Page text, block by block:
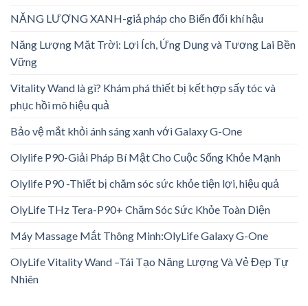
NĂNG LƯỢNG XANH-giả pháp cho Biến đổi khí hậu
Năng Lượng Mặt Trời: Lợi Ích, Ứng Dụng và Tương Lai Bền
Vững
Vitality Wand là gì? Khám phá thiết bị kết hợp sấy tóc và
phục hồi mô hiệu quả
Bảo vệ mắt khỏi ánh sáng xanh với Galaxy G-One
Olylife P90-Giải Pháp Bí Mật Cho Cuộc Sống Khỏe Mạnh
Olylife P90 -Thiết bị chăm sóc sức khỏe tiện lợi, hiệu quả
OlyLife THz Tera-P90+ Chăm Sóc Sức Khỏe Toàn Diện
Máy Massage Mắt Thông Minh:OlyLife Galaxy G-One
OlyLife Vitality Wand –Tái Tạo Năng Lượng Và Vẻ Đẹp Tự
Nhiên